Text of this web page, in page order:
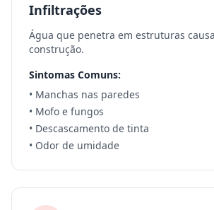
Infiltrações
Água que penetra em estruturas
construção.
Sintomas Comuns:
• Manchas nas paredes
• Mofo e fungos
• Descascamento de tinta
• Odor de umidade